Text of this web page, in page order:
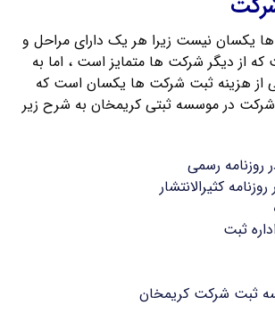
یکسان نیست زیرا هر یک دارای مراحل و
از دیگر شرکت ها متمایز است ، اما به
هزینه ثبت شرکت ها یکسان است که
در موسسه ثبتی کریمخان به شرح زیر
روزنامه رسمی
کثیرالانتشار
ثبت
ثبت شرکت کریمخان